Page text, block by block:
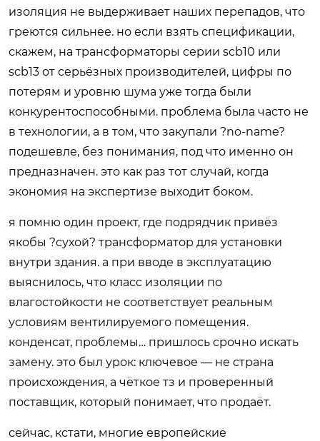
изоляция не выдерживает наших перепадов, что
греются сильнее. но если взять спецификации,
скажем, на трансформаторы серии scb10 или
scb13 от серьёзных производителей, цифры по
потерям и уровню шума уже тогда были
конкурентоспособными. проблема была часто не
в технологии, а в том, что закупали ?no-name?
подешевле, без понимания, под что именно он
предназначен. это как раз тот случай, когда
экономия на экспертизе выходит боком.
я помню один проект, где подрядчик привёз
якобы ?сухой? трансформатор для установки
внутри здания. а при вводе в эксплуатацию
выяснилось, что класс изоляции по
влагостойкости не соответствует реальным
условиям вентилируемого помещения.
конденсат, проблемы… пришлось срочно искать
замену. это был урок: ключевое — не страна
происхождения, а чёткое тз и проверенный
поставщик, который понимает, что продаёт.
сейчас, кстати, многие европейские